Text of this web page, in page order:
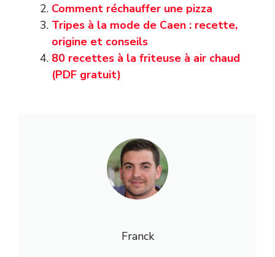
Comment réchauffer une pizza
Tripes à la mode de Caen : recette,
origine et conseils
80 recettes à la friteuse à air chaud
(PDF gratuit)
Franck